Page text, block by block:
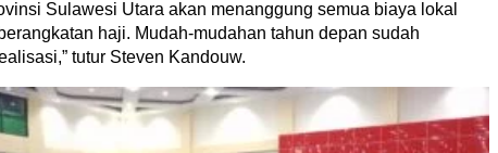
Sulawesi Utara akan menanggung semua biaya lokal
haji. Mudah-mudahan tahun depan sudah
tutur Steven Kandouw.